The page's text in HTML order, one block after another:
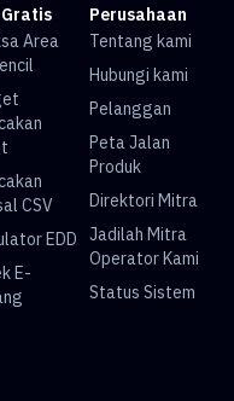
Area
CSV
EDD
E-
Perusahaan
Tentang kami
Hubungi kami
Pelanggan
Peta Jalan
Produk
Direktori Mitra
Jadilah Mitra
Operator Kami
Status Sistem